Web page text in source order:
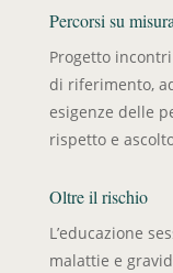
Percorsi su
Progetto
di riferimento,
esigenze delle
rispetto e
Oltre il rischio
L’educazione
malattie e